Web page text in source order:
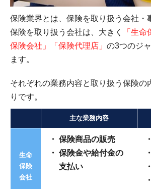
保険業界とは、保険を取り扱う会社・
保険を取り扱う会社は、大きく
「生
保険会社」「保険代理店」 の3つのジ
ます。
それぞれの業務内容と取り扱う保険の
りです。
主な業務内容
生命
保険
会社
保険商品の販売
保険金や給付金の
支払い